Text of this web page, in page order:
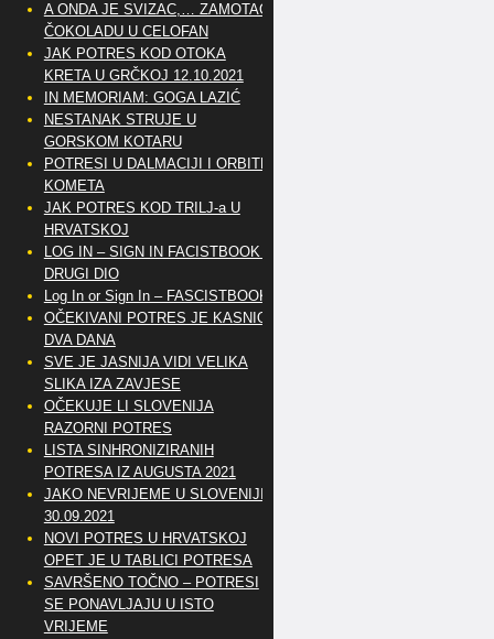
A ONDA JE SVIZAC,… ZAMOTAO
ČOKOLADU U CELOFAN
JAK POTRES KOD OTOKA
KRETA U GRČKOJ 12.10.2021
IN MEMORIAM: GOGA LAZIĆ
NESTANAK STRUJE U
GORSKOM KOTARU
POTRESI U DALMACIJI I ORBITE
KOMETA
JAK POTRES KOD TRILJ-a U
HRVATSKOJ
LOG IN – SIGN IN FACISTBOOK –
DRUGI DIO
Log In or Sign In – FASCISTBOOK
OČEKIVANI POTRES JE KASNIO
DVA DANA
SVE JE JASNIJA VIDI VELIKA
SLIKA IZA ZAVJESE
OČEKUJE LI SLOVENIJA
RAZORNI POTRES
LISTA SINHRONIZIRANIH
POTRESA IZ AUGUSTA 2021
JAKO NEVRIJEME U SLOVENIJI
30.09.2021
NOVI POTRES U HRVATSKOJ
OPET JE U TABLICI POTRESA
SAVRŠENO TOČNO – POTRESI
SE PONAVLJAJU U ISTO
VRIJEME